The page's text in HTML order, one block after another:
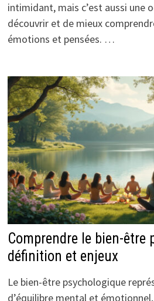
intimidant, mais c’est aussi une
découvrir et de mieux
émotions et pensées. …
Comprendre le bien-être
définition et enjeux
Le bien-être psychologique
d’équilibre mental et